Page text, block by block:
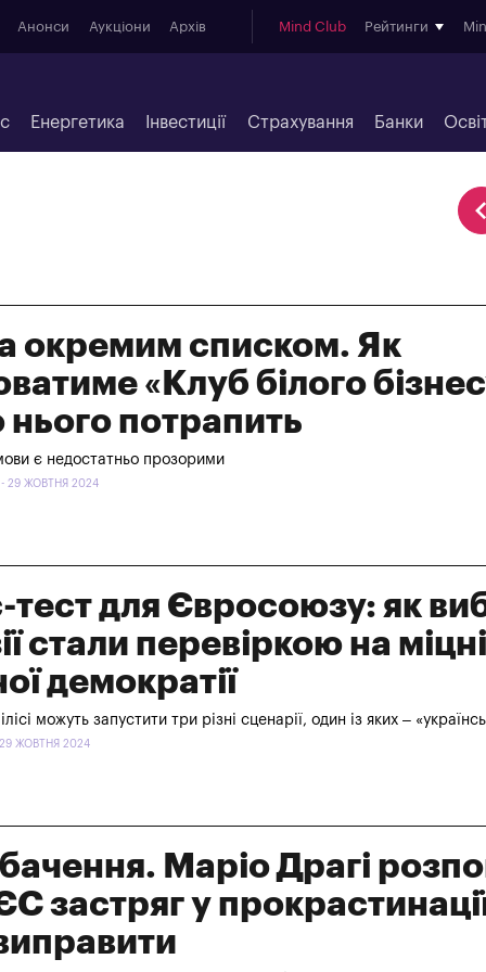
Анонси Аукціони Архів Mind Club Рейтинги
Енергетика Інвестиції Страхування Банки
окремим списком. Як
«Клуб білого
нього потрапить
є недостатньо прозорими
- 29 ЖОВТНЯ 2024
тест для Євросоюзу: як
стали перевіркою на
демократії
можуть запустити три різні сценарії, один із яких –
ЖОВТНЯ 2024
Маріо Драгі
застряг у